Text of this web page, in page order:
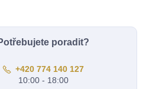
poradit?
+420 774 140 127
10:00 - 18:00